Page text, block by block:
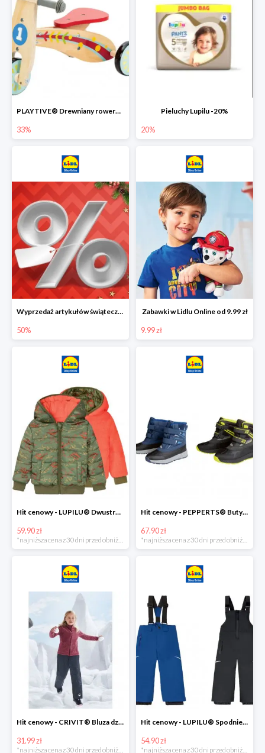
PLAYTIVE® Drewniany rowerek biegowy -33%
33%
Pieluchy Lupilu -20%
20%
Wyprzedaż artykułów świątecznych w Lidlu Online
50%
Zabawki w Lidlu Online od 9.99 zł
9.99 zł
Hit cenowy - LUPILU® Dwustronna kurtka dziecięca z polarem
59.90 zł
*najniższa cena z 30 dni przed obniżką
Hit cenowy - PEPPERTS® Buty zimowe chłopięce
67.90 zł
*najniższa cena z 30 dni przed obniżką
Hit cenowy - CRIVIT® Bluza dziewczęca z polaru
31.99 zł
Hit cenowy - LUPILU® Spodnie narciarskie chłopięce
54.90 zł